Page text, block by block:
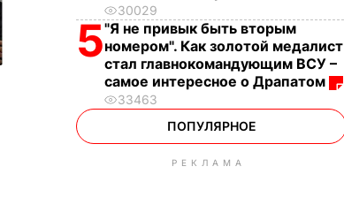
30029
5"Я не привык быть вторым
номером". Как золотой медалист
стал главнокомандующим ВСУ –
самое интересное о Драпатом
33463
ПОПУЛЯРНОЕ
РЕКЛАМА